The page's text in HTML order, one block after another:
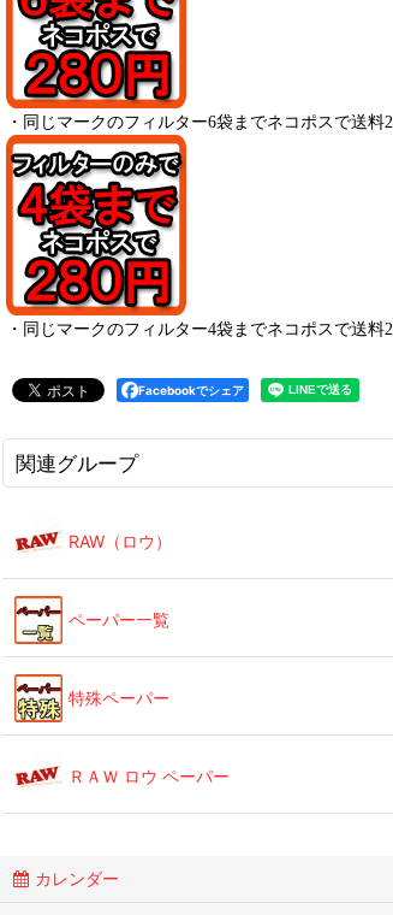
・ 同じマークのフィルター6袋までネコポスで送
・ 同じマークのフィルター4袋までネコポスで送料
Facebookでシェア
関連グループ
RAW（ロウ）
ペーパー一覧
特殊ペーパー
ＲＡＷ ロウ ペーパー
カレンダー